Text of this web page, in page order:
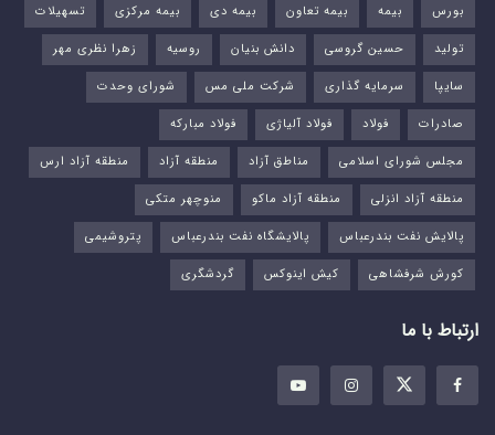
بورس‌
بیمه بیمه تعاون بیمه دی بیمه مرکزی
تسهیلات
تولید
حسین گروسی دانش بنیان روسیه
زهرا نظری مهر
سایپا
سرمایه گذاری شرکت ملی مس
شورای وحدت
صادرات
فولاد فولاد آلیاژی
فولاد مبارکه
مجلس شورای اسلامی
مناطق آزاد منطقه آزاد
منطقه آزاد ارس
منطقه آزاد انزلی
منطقه آزاد ماکو
منوچهر متکی
پالایش نفت بندرعباس
پالایشگاه نفت بندرعباس
پتروشیمی
کورش شرفشاهی
کیش اینوکس گردشگری
ارتباط با ما